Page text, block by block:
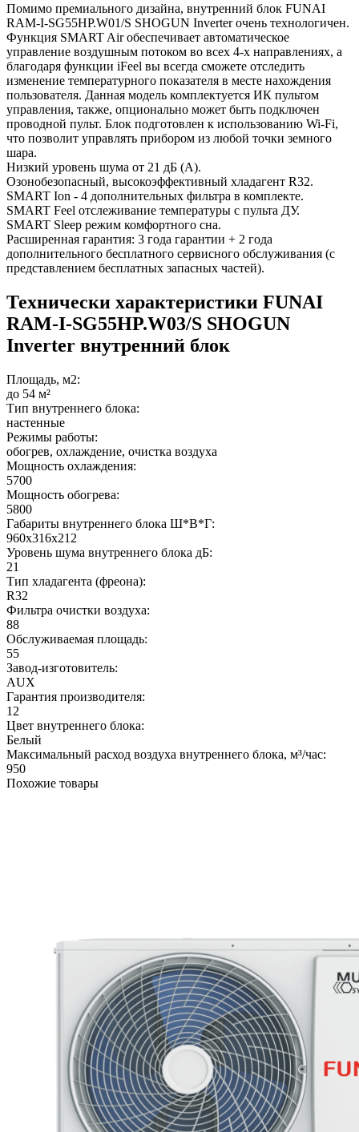
Помимо премиального дизайна, внутренний блок FUNAI
RAM-I-SG55HP.W01/S SHOGUN Inverter очень технологичен.
Функция SMART Air обеспечивает автоматическое
управление воздушным потоком во всех 4-х направлениях, а
благодаря функции iFeel вы всегда сможете отследить
изменение температурного показателя в месте нахождения
пользователя. Данная модель комплектуется ИК пультом
управления, также, опционально может быть подключен
проводной пульт. Блок подготовлен к использованию Wi-Fi,
что позволит управлять прибором из любой точки земного
шара.
Низкий уровень шума от 21 дБ (А).
Озонобезопасный, высокоэффективный хладагент R32.
SMART Ion - 4 дополнительных фильтра в комплекте.
SMART Feel отслеживание температуры с пульта ДУ.
SMART Sleep режим комфортного сна.
Расширенная гарантия: 3 года гарантии + 2 года
дополнительного бесплатного сервисного обслуживания (с
представлением бесплатных запасных частей).
Технически характеристики FUNAI
RAM-I-SG55HP.W03/S SHOGUN
Inverter внутренний блок
Площадь, м2:
до 54 м²
Тип внутреннего блока:
настенные
Режимы работы:
обогрев, охлаждение, очистка воздуха
Мощность охлаждения:
5700
Мощность обогрева:
5800
Габариты внутреннего блока Ш*В*Г:
960x316x212
Уровень шума внутреннего блока дБ:
21
Тип хладагента (фреона):
R32
Фильтра очистки воздуха:
88
Обслуживаемая площадь:
55
Завод-изготовитель:
AUX
Гарантия производителя:
12
Цвет внутреннего блока:
Белый
Максимальный расход воздуха внутреннего блока, м³/час:
950
Похожие товары